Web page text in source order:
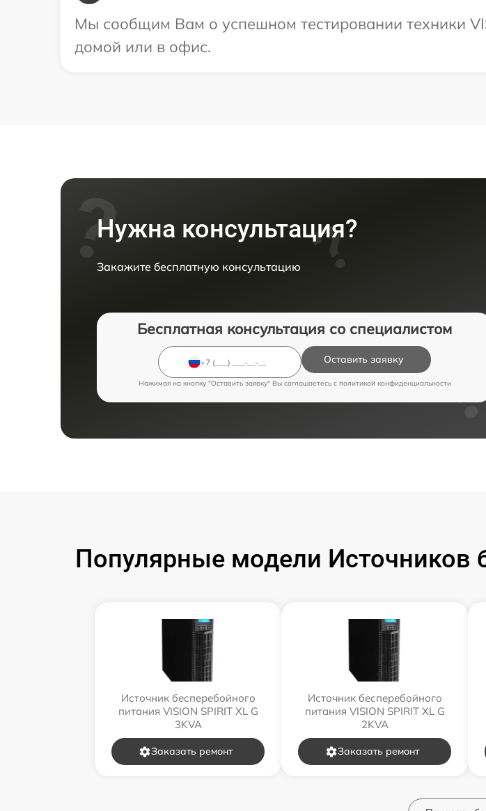
Мы сообщим Вам о успешном тестировании техники
домой или в офис.
Нужна консультация?
Закажите бесплатную консультацию
Бесплатная консультация со специалистом
Оставить заявку
Нажимая на кнопку "Оставить заявку" Вы соглашаетесь c политикой конфиденциальности
Популярные модели Источников
Источник бесперебойного
питания VISION SPIRIT XL G
3KVA
Заказать ремонт
Источник бесперебойного
питания VISION SPIRIT XL G
2KVA
Заказать ремонт